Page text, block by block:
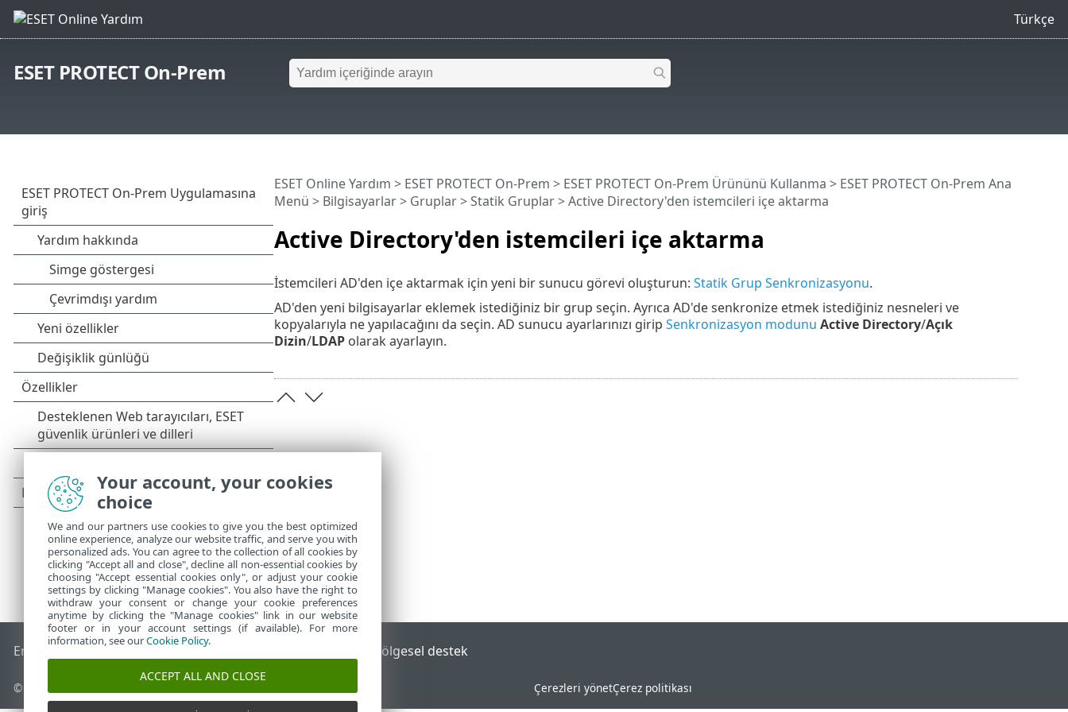
Türkçe
ESET PROTECT On-Prem
Active Directory'den istemcileri içe aktarma
ESET Online Yardım > ESET PROTECT On-Prem > ESET PROTECT On-Prem Ürününü Kullanma > ESET PROTECT On-Prem Ana
Menü > Bilgisayarlar> Gruplar>Statik Gruplar> Active Directory'den istemcileri içe aktarma
İstemcileri AD'den içe aktarmak için yeni bir sunucu görevi oluşturun: Statik Grup Senkronizasyonu.
AD'den yeni bilgisayarlar eklemek istediğiniz bir grup seçin. Ayrıca AD'de senkronize etmek istediğiniz nesneleri ve
kopyalarıyla ne yapılacağını da seçin. AD sunucu ayarlarınızı girip Senkronizasyon modunu Active Directory/Açık
Dizin/LDAPolarak ayarlayın.
End of Life ESET Bilgi Bankası ESET Forumu Bölgesel destek
© 1992 - 2026 ESET, spol. s r.o. - Tüm hakları saklıdır. Çerezleri yönetÇerez politikası
Your account, your cookies
choice
We and our partners use cookies to give you the best optimized
online experience, analyze our website traffic, and serve you with
personalized ads. You can agree to the collection of all cookies by
clicking "Accept all and close", decline all non-essential cookies by
choosing "Accept essential cookies only", or adjust your cookie
settings by clicking "Manage cookies". You also have the right to
withdraw your consent or change your cookie preferences
anytime by clicking the "Manage cookies" link in our website
footer or in your account settings (if available). For more
information, see ourCookie Policy.
ACCEPT ALL AND CLOSE